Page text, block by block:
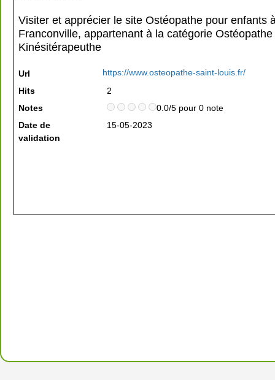
Visiter et apprécier le site Ostéopathe pour enfants
Franconville, appartenant à la catégorie Ostéopathe
Kinésitérapeuthe
Url
https://www.osteopathe-saint-louis.fr/
Hits
2
Notes
0.0/5 pour 0 note
Date de
validation
15-05-2023